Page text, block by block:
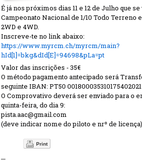
É já nos próximos dias 11 e 12 de Julho que
Campeonato Nacional de 1/10 Todo Terreno
2WD e 4WD.
Inscreve-te no link abaixo:
https://www.myrcm.ch/myrcm/main?
hId[1]=bkg&dId[E]=94698&pLa=pt
Valor das inscrições - 35€
O método pagamento antecipado será
seguinte IBAN: PT50 001800035310175402021
O Comprovativo deverá ser enviado para o
quinta-feira, do dia 9:
pista.aac@gmail.com
(deve indicar nome do piloto e nrº de licença)
Print